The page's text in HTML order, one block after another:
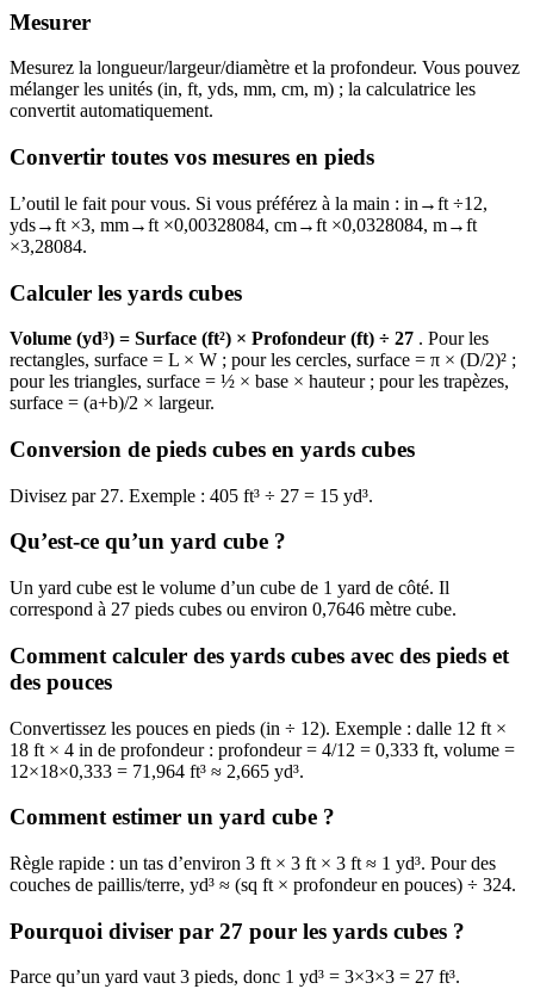
Mesurer
Mesurez la longueur/largeur/diamètre et la profondeur. Vous pouvez
mélanger les unités (in, ft, yds, mm, cm, m) ; la calculatrice les
convertit automatiquement.
Convertir toutes vos mesures en pieds
L’outil le fait pour vous. Si vous préférez à la main : in→ft ÷12,
yds→ft ×3, mm→ft ×0,00328084, cm→ft ×0,0328084, m→ft
×3,28084.
Calculer les yards cubes
Volume (yd³) = Surface (ft²) × Profondeur (ft) ÷ 27 . Pour les
rectangles, surface = L × W ; pour les cercles, surface = π × (D/2)² ;
pour les triangles, surface = ½ × base × hauteur ; pour les trapèzes,
surface = (a+b)/2 × largeur.
Conversion de pieds cubes en yards cubes
Divisez par 27. Exemple : 405 ft³ ÷ 27 = 15 yd³.
Qu’est-ce qu’un yard cube ?
Un yard cube est le volume d’un cube de 1 yard de côté. Il
correspond à 27 pieds cubes ou environ 0,7646 mètre cube.
Comment calculer des yards cubes avec des pieds et
des pouces
Convertissez les pouces en pieds (in ÷ 12). Exemple : dalle 12 ft ×
18 ft × 4 in de profondeur : profondeur = 4/12 = 0,333 ft, volume =
12×18×0,333 = 71,964 ft³ ≈ 2,665 yd³.
Comment estimer un yard cube ?
Règle rapide : un tas d’environ 3 ft × 3 ft × 3 ft ≈ 1 yd³. Pour des
couches de paillis/terre, yd³ ≈ (sq ft × profondeur en pouces) ÷ 324.
Pourquoi diviser par 27 pour les yards cubes ?
Parce qu’un yard vaut 3 pieds, donc 1 yd³ = 3×3×3 = 27 ft³.